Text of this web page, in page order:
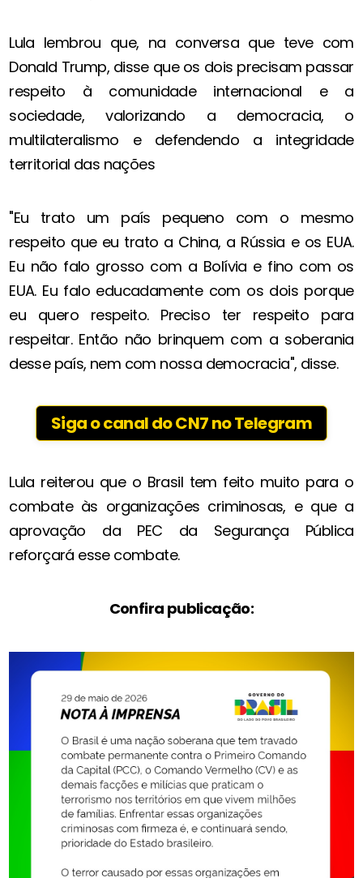
Lula lembrou que, na conversa que teve com
Donald Trump, disse que os dois precisam passar
respeito à comunidade internacional e a
sociedade, valorizando a democracia, o
multilateralismo e defendendo a integridade
territorial das nações
"Eu trato um país pequeno com o mesmo
respeito que eu trato a China, a Rússia e os EUA.
Eu não falo grosso com a Bolívia e fino com os
EUA. Eu falo educadamente com os dois porque
eu quero respeito. Preciso ter respeito para
respeitar. Então não brinquem com a soberania
desse país, nem com nossa democracia", disse.
Siga o canal do CN7 no Telegram
Lula reiterou que o Brasil tem feito muito para o
combate às organizações criminosas, e que a
aprovação da PEC da Segurança Pública
reforçará esse combate.
Confira publicação: